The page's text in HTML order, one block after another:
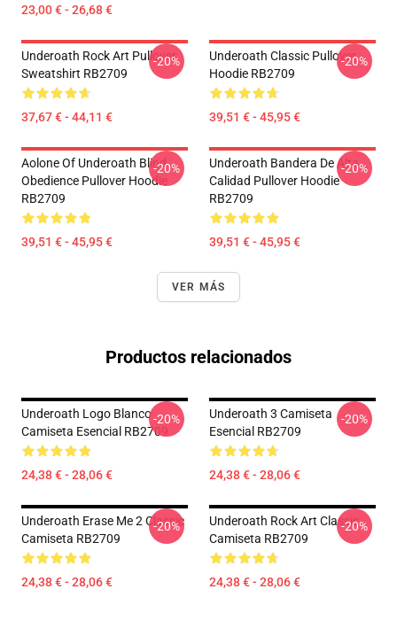
23,00 € - 26,68 €
Underoath Rock Art Pullover
Sweatshirt RB2709
37,67 € - 44,11 €
-20%
Underoath Classic Pullover
Hoodie RB2709
39,51 € - 45,95 €
-20%
Aolone Of Underoath Blind
Obedience Pullover Hoodie
RB2709
39,51 € - 45,95 €
-20%
Underoath Bandera De Alta
Calidad Pullover Hoodie
RB2709
39,51 € - 45,95 €
-20%
VER MÁS
Productos relacionados
Underoath Logo Blanco
Camiseta Esencial RB2709
24,38 € - 28,06 €
-20%
Underoath 3 Camiseta
Esencial RB2709
24,38 € - 28,06 €
-20%
Underoath Erase Me 2 Classic
Camiseta RB2709
24,38 € - 28,06 €
-20%
Underoath Rock Art Classic
Camiseta RB2709
24,38 € - 28,06 €
-20%